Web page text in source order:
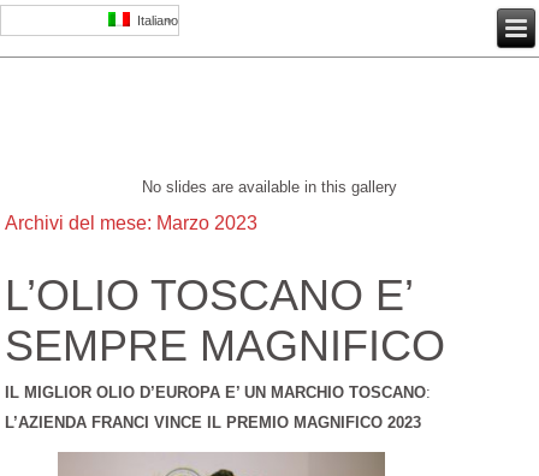
Italiano
No slides are available in this gallery
Archivi del mese: Marzo 2023
L’OLIO TOSCANO E’
SEMPRE MAGNIFICO
IL MIGLIOR OLIO D’EUROPA E’ UN MARCHIO TOSCANO:
L’AZIENDA FRANCI VINCE IL PREMIO MAGNIFICO 2023